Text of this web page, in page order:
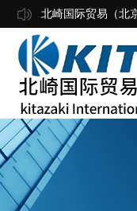
北崎国际贸易（北